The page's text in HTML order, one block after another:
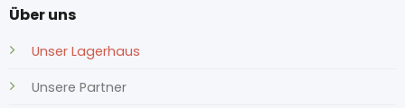
Über uns
Unser Lagerhaus
Unsere Partner